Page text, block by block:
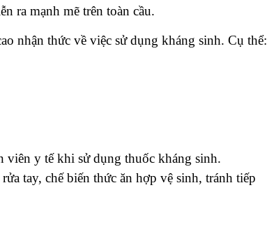
ra mạnh mẽ trên toàn cầu.
nhận thức về việc sử dụng kháng sinh. Cụ thể:
viên y tế khi sử dụng thuốc kháng sinh.
tay, chế biến thức ăn hợp vệ sinh, tránh tiếp